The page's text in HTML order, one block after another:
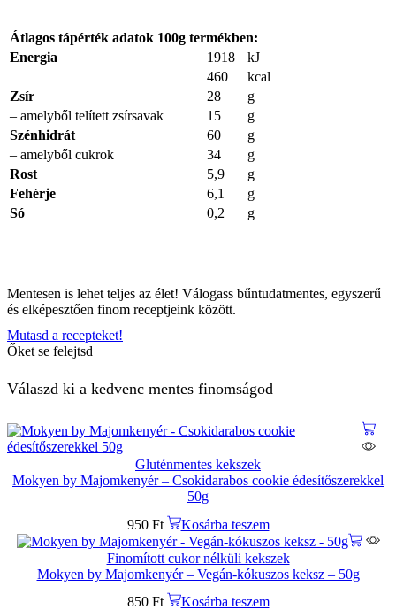
Átlagos tápérték adatok 100g termékben:
Energia
1918
kJ
460
kcal
Zsír
28
g
– amelyből telített zsírsavak
15
g
Szénhidrát
60
g
– amelyből cukrok
34
g
Rost
5,9
g
Fehérje
6,1
g
Só
0,2 g
Mentesen is lehet teljes az élet! Válogass bűntudatmentes, egyszerű
és elképesztően finom receptjeink között.
Mutasd a recepteket!
Őket se felejtsd
Válaszd ki a kedvenc mentes finomságod
Gluténmentes kekszek
Mokyen by Majomkenyér – Csokidarabos cookie édesítőszerekkel
50g
950 Ft Kosárba teszem
Finomított cukor nélküli kekszek
Mokyen by Majomkenyér – Vegán-kókuszos keksz – 50g
850 Ft Kosárba teszem